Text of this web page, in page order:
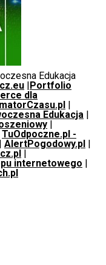
Edukacja
|Portfolio
dla
|
Edukacja |
|
TuOdpoczne.pl -
| AlertPogodowy.pl |
|
internetowego |